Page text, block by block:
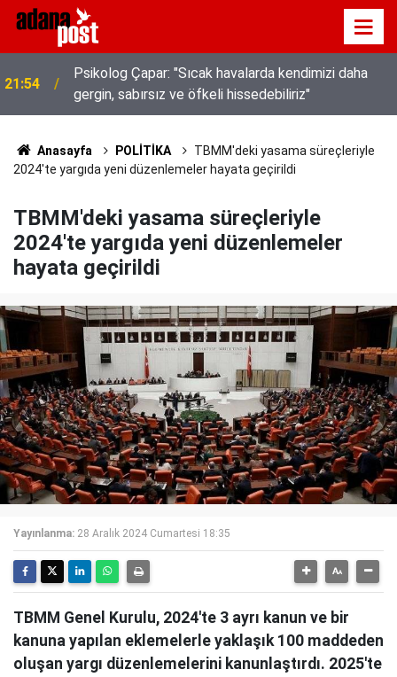
21:49
Kavurucu sıcakta hem kanalda yüzdüler hem karpuz
yediler
Anasayfa POLİTİKA
TBMM'deki yasama süreçleriyle
2024'te yargıda yeni düzenlemeler hayata geçirildi
TBMM'deki yasama süreçleriyle
2024'te yargıda yeni düzenlemeler
hayata geçirildi
Yayınlanma: 28 Aralık 2024 Cumartesi 18:35
TBMM Genel Kurulu, 2024'te 3 ayrı kanun ve bir
kanuna yapılan eklemelerle yaklaşık 100 maddeden
oluşan yargı düzenlemelerini kanunlaştırdı. 2025'te